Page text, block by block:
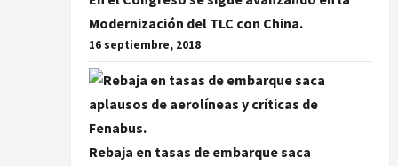
Modernización del TLC con China.
16 septiembre, 2018
Rebaja en tasas de embarque saca